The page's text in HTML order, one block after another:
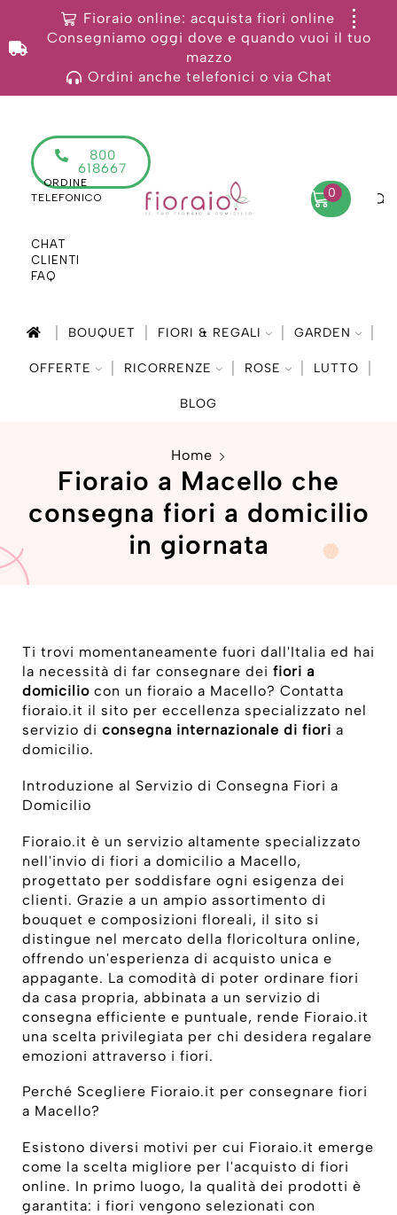
Fioraio online: acquista fiori online
Consegniamo oggi dove e quando vuoi il tuo
mazzo
Ordini anche telefonici o via Chat
800
618667
ORDINE
TELEFONICO
CHAT
CLIENTI
FAQ
0
BOUQUET FIORI & REGALI GARDEN
OFFERTE RICORRENZE ROSE LUTTO
BLOG
Home
Fioraio a Macello che
consegna fiori a domicilio
in giornata
Ti trovi momentaneamente fuori dall'Italia ed hai
la necessità di far consegnare dei fiori a
domicilio con un fioraio a Macello? Contatta
fioraio.it il sito per eccellenza specializzato nel
servizio di consegna internazionale di fiori a
domicilio.
Introduzione al Servizio di Consegna Fiori a
Domicilio
Fioraio.it è un servizio altamente specializzato
nell'invio di fiori a domicilio a Macello,
progettato per soddisfare ogni esigenza dei
clienti. Grazie a un ampio assortimento di
bouquet e composizioni floreali, il sito si
distingue nel mercato della floricoltura online,
offrendo un'esperienza di acquisto unica e
appagante. La comodità di poter ordinare fiori
da casa propria, abbinata a un servizio di
consegna efficiente e puntuale, rende Fioraio.it
una scelta privilegiata per chi desidera regalare
emozioni attraverso i fiori.
Perché Scegliere Fioraio.it per consegnare fiori
a Macello?
Esistono diversi motivi per cui Fioraio.it emerge
come la scelta migliore per l'acquisto di fiori
online. In primo luogo, la qualità dei prodotti è
garantita: i fiori vengono selezionati con